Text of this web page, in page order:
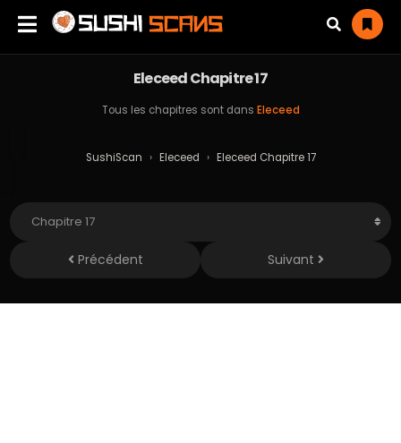
Eleceed Chapitre 17
Tous les chapitres sont dans Eleceed
SushiScan › Eleceed › Eleceed Chapitre 17
Précédent Suivant